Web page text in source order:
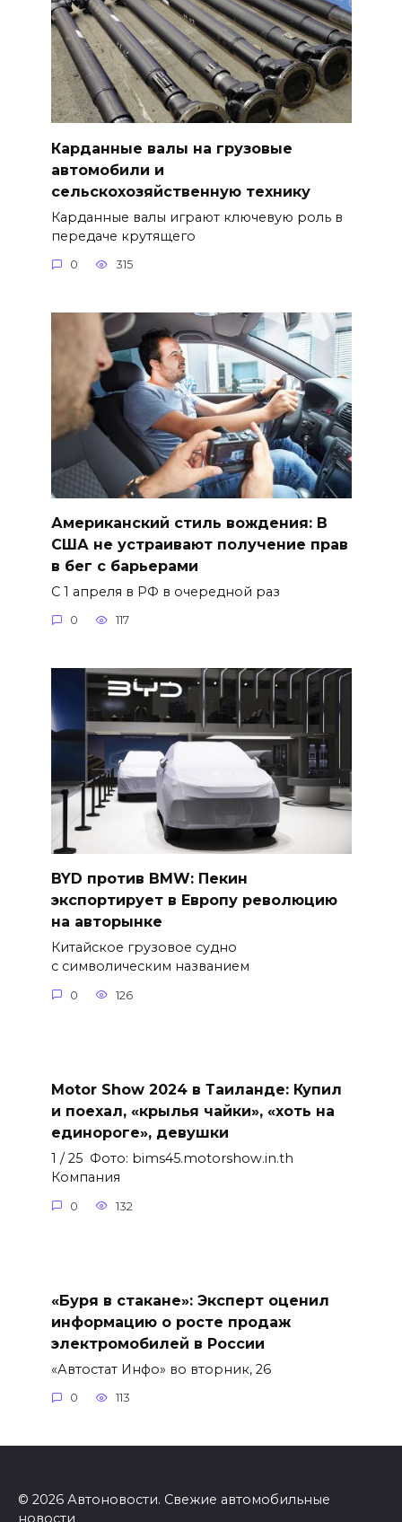
Карданные валы на грузовые
автомобили и
сельскохозяйственную технику
Карданные валы играют ключевую роль в
передаче крутящего
0 315
Американский стиль вождения: В
США не устраивают получение прав
в бег с барьерами
С 1 апреля в РФ в очередной раз
0 117
BYD против BMW: Пекин
экспортирует в Европу революцию
на авторынке
Китайское грузовое судно
с символическим названием
0 126
Motor Show 2024 в Таиланде: Купил
и поехал, «крылья чайки», «хоть на
единороге», девушки
1 / 25 Фото: bims45.motorshow.in.th
Компания
0 132
«Буря в стакане»: Эксперт оценил
информацию о росте продаж
электромобилей в России
«Автостат Инфо» во вторник, 26
0 113
© 2026 Автоновости. Свежие автомобильные
новости